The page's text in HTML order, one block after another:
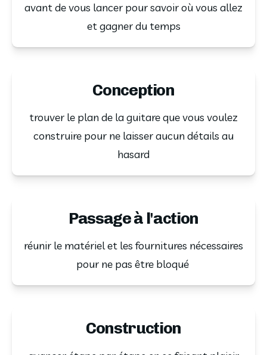
avant de vous lancer pour savoir où vous allez
et gagner du temps
Conception
trouver le plan de la guitare que vous voulez
construire pour ne laisser aucun détails au
hasard
Passage à l'action
réunir le matériel et les fournitures nécessaires
pour ne pas être bloqué
Construction